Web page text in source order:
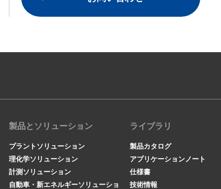
製品とソリューション
プラントソリューション
理化学ソリューション
計測ソリューション
自動車・新エネルギーソリューショ
ライブラリ
製品カタログ
アプリケーションノート
仕様書
技術情報